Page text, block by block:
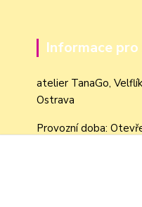
Informace pro
atelier TanaGo,
Ostrava
Provozní doba: